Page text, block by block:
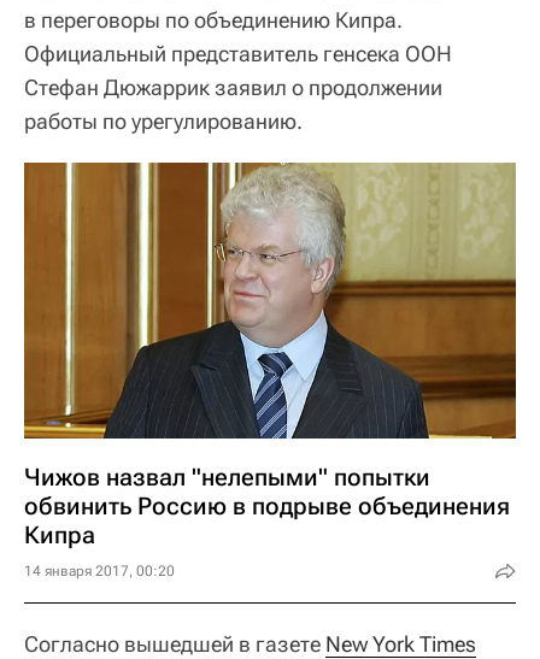
в переговоры по объединению Кипра.
Официальный представитель генсека ООН
Стефан Дюжаррик заявил о продолжении
работы по урегулированию.
Чижов назвал "нелепыми" попытки
обвинить Россию в подрыве объединения
Кипра
14 января 2017, 00:20
Согласно вышедшей в газете New York Times